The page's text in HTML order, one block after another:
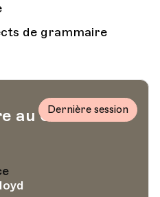
de grammaire
au 6Dernière session